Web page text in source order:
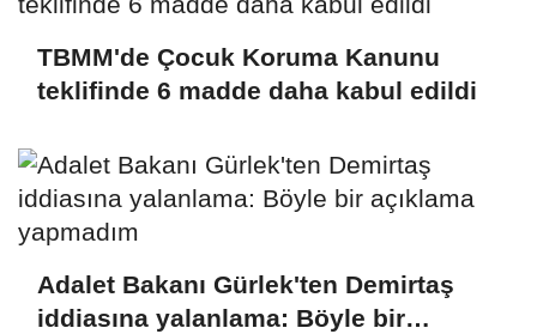
TBMM'de Çocuk Koruma Kanunu
teklifinde 6 madde daha kabul edildi
Adalet Bakanı Gürlek'ten Demirtaş
iddiasına yalanlama: Böyle bir